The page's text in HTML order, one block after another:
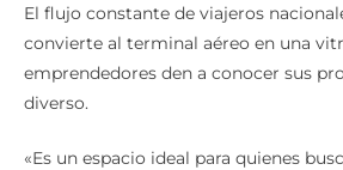
El flujo constante de viajeros
convierte al terminal aéreo en una
emprendedores den a conocer sus
diverso.
«Es un espacio ideal para quienes